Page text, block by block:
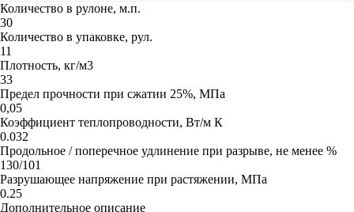
Количество в рулоне, м.п.
30
Количество в упаковке, рул.
11
Плотность, кг/м3
33
Предел прочности при сжатии 25%, МПа
0,05
Коэффициент теплопроводности, Вт/м К
0.032
Продольное / поперечное удлинение при разрыве, не менее %
130/101
Разрушающее напряжение при растяжении, МПа
0.25
Дополнительное описание